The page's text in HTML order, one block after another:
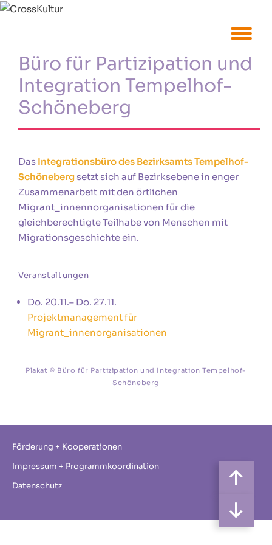
Büro für Partizipation und
Integration Tempelhof-
Schöneberg
Das Integrationsbüro des Bezirksamts Tempelhof-
Schöneberg setzt sich auf Bezirksebene in enger
Zusammenarbeit mit den örtlichen
Migrant_innennorganisationen für die
gleichberechtigte Teilhabe von Menschen mit
Migrationsgeschichte ein.
Veranstaltungen
Do. 20.11.– Do. 27.11.
Projektmanagement für
Migrant_innenorganisationen
Plakat © Büro für Partizipation und Integration Tempelhof-
Schöneberg
Förderung + Kooperationen
Impressum + Programmkoordination
Datenschutz